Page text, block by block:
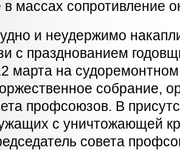
массах сопротивление
и неудержимо
с празднованием
марта на судоремонтном
собрание,
профсоюзов. В
с уничтожающей
совета